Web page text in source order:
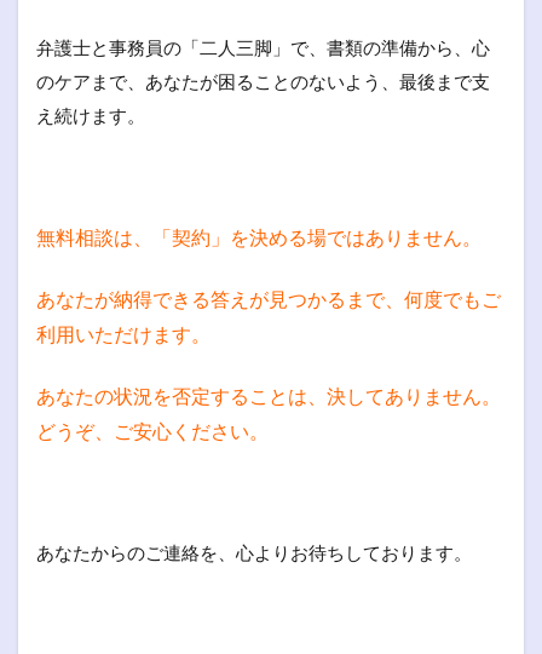
弁護士と事務員の「二人三脚」で、書類の準備から、心
のケアまで、あなたが困ることのないよう、最後まで支
え続けます。
無料相談は、「契約」を決める場ではありません。
あなたが納得できる答えが見つかるまで、何度でもご
利用いただけます。
あなたの状況を否定することは、決してありません。
どうぞ、ご安心ください。
あなたからのご連絡を、心よりお待ちしております。